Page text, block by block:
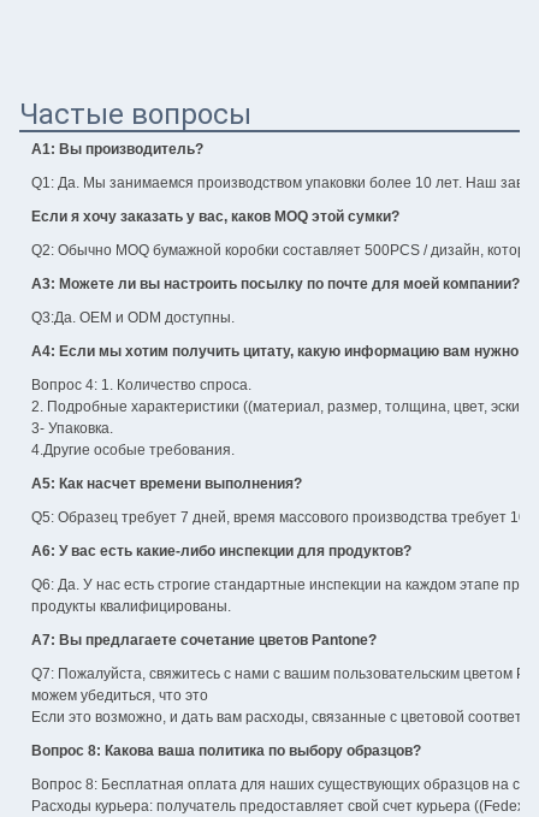
Частые вопросы
А1: Вы производитель?
Q1: Да. Мы занимаемся производством упаковки более 10 лет. Наш
Если я хочу заказать у вас, каков MOQ этой сумки?
Q2: Обычно MOQ бумажной коробки составляет 500PCS / дизайн,
А3: Можете ли вы настроить посылку по почте для моей компании?
Q3:Да. OEM и ODM доступны.
A4: Если мы хотим получить цитату, какую информацию вам нужно
Вопрос 4: 1. Количество спроса.
2. Подробные характеристики ((материал, размер, толщина, цвет, эскиз
3- Упаковка.
4.Другие особые требования.
А5: Как насчет времени выполнения?
Q5: Образец требует 7 дней, время массового производства требует 10-
A6: У вас есть какие-либо инспекции для продуктов?
Q6: Да. У нас есть строгие стандартные инспекции на каждом этапе
продукты квалифицированы.
А7: Вы предлагаете сочетание цветов Pantone?
Q7: Пожалуйста, свяжитесь с нами с вашим пользовательским цветом
можем убедиться, что это
Если это возможно, и дать вам расходы, связанные с цветовой
Вопрос 8: Какова ваша политика по выбору образцов?
Вопрос 8: Бесплатная оплата для наших существующих образцов на
Расходы курьера: получатель предоставляет свой счет курьера ((Fedex/